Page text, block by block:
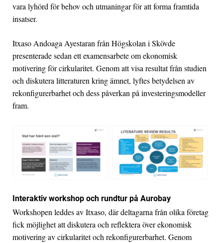
vara lyhörd för behov och utmaningar för att forma framtida
insatser.
Itxaso Andoaga Ayestaran från Högskolan i Skövde
presenterade sedan ett examensarbete om ekonomisk
motivering för cirkularitet. Genom att visa resultat från studien
och diskutera litteraturen kring ämnet, lyftes betydelsen av
rekonfigurerbarhet och dess påverkan på investeringsmodeller
fram.
Interaktiv workshop och rundtur på Aurobay
Workshopen leddes av Itxaso, där deltagarna från olika företag
fick möjlighet att diskutera och reflektera över ekonomisk
motivering av cirkularitet och rekonfigurerbarhet. Genom